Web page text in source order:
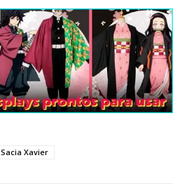
Sacia Xavier